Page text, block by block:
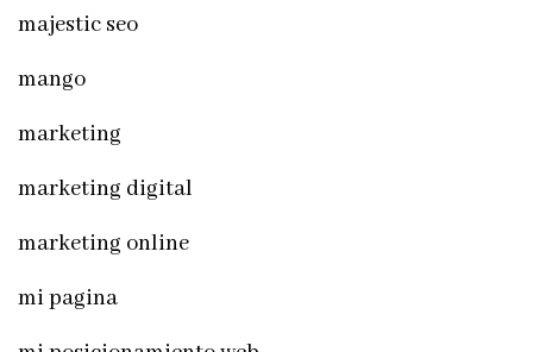
majestic seo
mango
marketing
marketing digital
marketing online
mi pagina